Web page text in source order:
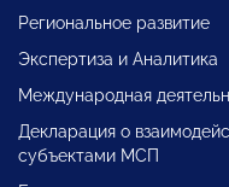
Региональное развитие
Экспертиза и Аналитика
Международная
Декларация о
субъектами МСП